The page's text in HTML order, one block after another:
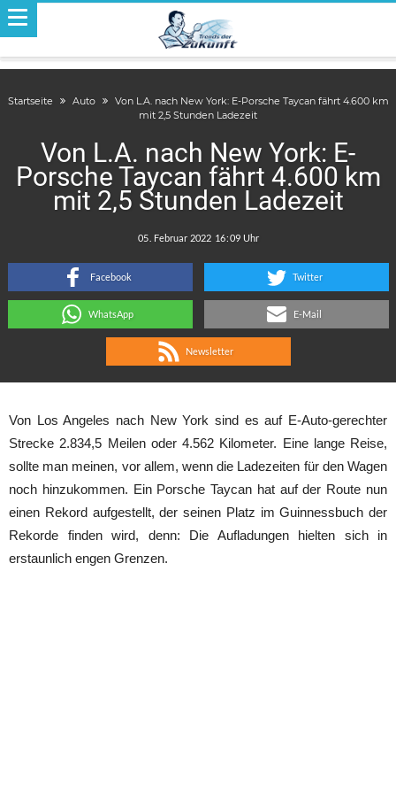
Startseite Auto
Von L.A. nach New York: E-Porsche Taycan fährt 4.600 km
mit 2,5 Stunden Ladezeit
Von L.A. nach New York: E-
Porsche Taycan fährt 4.600 km
mit 2,5 Stunden Ladezeit
:
Facebook Twitter
WhatsApp E-Mail
Newsletter
Von Los Angeles nach New York sind es auf E-Auto-gerechter
Strecke 2.834,5 Meilen oder 4.562 Kilometer. Eine lange Reise,
sollte man meinen, vor allem, wenn die Ladezeiten für den Wagen
noch hinzukommen. Ein Porsche Taycan hat auf der Route nun
einen Rekord aufgestellt, der seinen Platz im Guinnessbuch der
Rekorde finden wird, denn: Die Aufladungen hielten sich in
erstaunlich engen Grenzen.